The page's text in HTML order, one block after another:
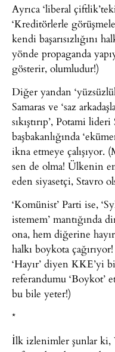
Ayrıca ‘liberal
‘Kreditörlerle
kendi başarısızlığını
yönde propaganda
gösterir, olumludur!)
Diğer yandan
Samaras ve ‘saz
sıkıştırıp’, Potami
başbakanlığında
ikna etmeye çalışıyor.
sen de olma! Ülkenin
eden siyasetçi, Stavro
‘Komünist’ Parti ise,
istemem’ mantığında
ona, hem diğerine
halkı boykota
‘Hayır’ diyen KKE’yi
referandumu ‘Boykot’
bu bile yeter!)
*
İlk izlenimler şunlar ki,